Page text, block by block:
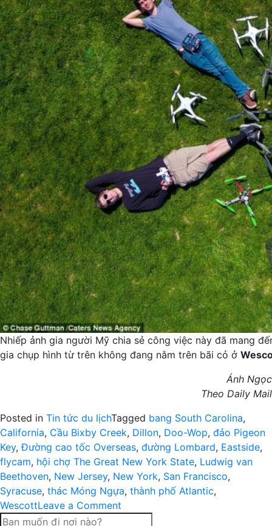
Nhiếp ảnh gia người Mỹ chia sẻ công việc này đã mang
gia chụp hình từ trên không đang nằm trên bãi cỏ ở
Ánh Ngọc
Theo Daily Mail
Posted in Tin tức du lịchTagged bang South Carolina,
California, Cầu Bixby Creek, Dillon, Doo-Wop, đảo Pigeon
Key,Đường cao tốc Overseas, đường Lombard, Eastside,
flycam, hội chợ The Great New York State, Ludwig van
Beethoven, New Jersey, New York, San Francisco,
Syracuse, thác Móng Ngựa, thành phố Atlantic,
WescottLeave a Comment